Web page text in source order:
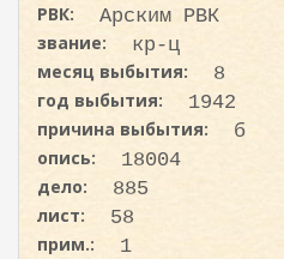
РВК:
Арским РВК
звание:
кр-ц
месяц выбытия:
8
год выбытия:
1942
причина выбытия:
б
опись:
18004
дело:
885
лист:
58
прим.:
1